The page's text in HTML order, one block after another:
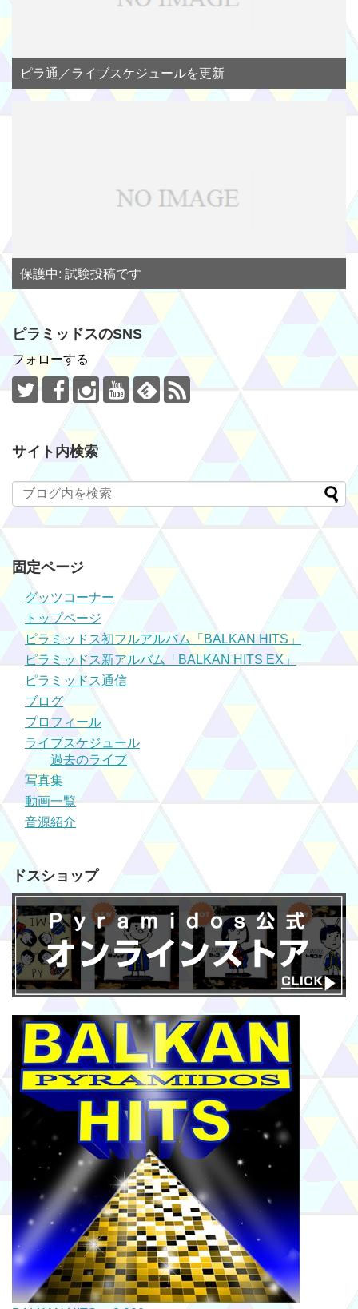
ピラ通／ライブスケジュールを更新
保護中: 試験投稿です
ピラミッドスのSNS
フォローする
サイト内検索
固定ページ
グッツコーナー
トップページ
ピラミッドス初フルアルバム「BALKAN HITS」
ピラミッドス新アルバム「BALKAN HITS EX」
ピラミッドス通信
ブログ
プロフィール
ライブスケジュール
過去のライブ
写真集
動画一覧
音源紹介
ドスショップ